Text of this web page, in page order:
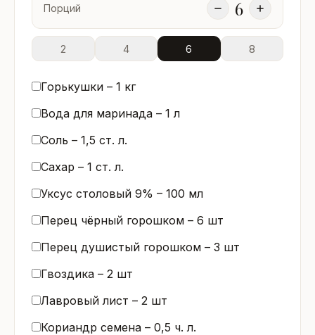
Порций 6
2 4 6 8
Горькушки – 1 кг
Вода для маринада – 1 л
Соль – 1,5 ст. л.
Сахар – 1 ст. л.
Уксус столовый 9% – 100 мл
Перец чёрный горошком – 6 шт
Перец душистый горошком – 3 шт
Гвоздика – 2 шт
Лавровый лист – 2 шт
Кориандр семена – 0,5 ч. л.